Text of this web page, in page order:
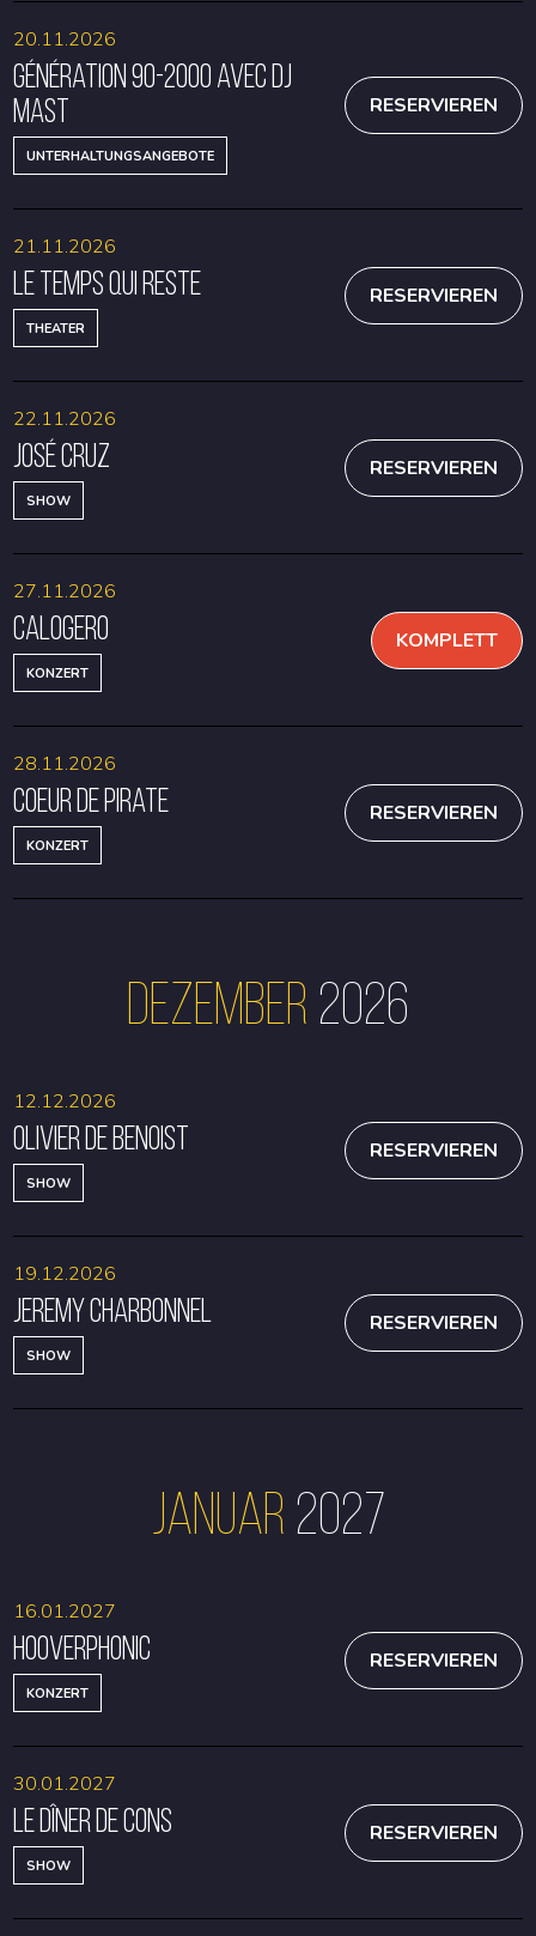
Génération 90-2000 avec DJ
Mast
UNTERHALTUNGSANGEBOTE
20.11.2026
RESERVIEREN
Le temps qui reste
THEATER
21.11.2026
RESERVIEREN
José Cruz
SHOW
22.11.2026
RESERVIEREN
Calogero
KONZERT
27.11.2026
KOMPLETT
Coeur de Pirate
KONZERT
28.11.2026
RESERVIEREN
Dezember 2026
Olivier De Benoist
SHOW
12.12.2026
RESERVIEREN
Jeremy Charbonnel
SHOW
19.12.2026
RESERVIEREN
Januar 2027
Hooverphonic
KONZERT
16.01.2027
RESERVIEREN
Le Dîner de Cons
SHOW
30.01.2027
RESERVIEREN